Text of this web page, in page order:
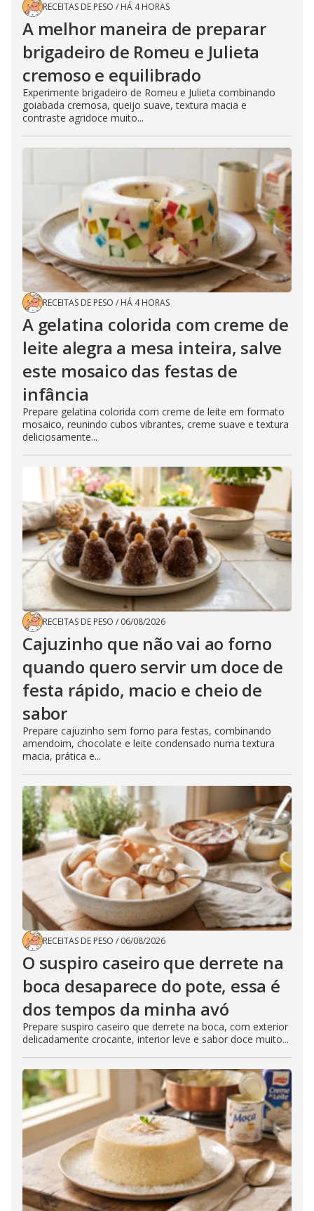
RECEITAS DE PESO / HÁ 4 HORAS
A melhor maneira de preparar
brigadeiro de Romeu e Julieta
cremoso e equilibrado
Experimente brigadeiro de Romeu e Julieta combinando
goiabada cremosa, queijo suave, textura macia e
contraste agridoce muito...
RECEITAS DE PESO / HÁ 4 HORAS
A gelatina colorida com creme de
leite alegra a mesa inteira, salve
este mosaico das festas de
infância
Prepare gelatina colorida com creme de leite em formato
mosaico, reunindo cubos vibrantes, creme suave e textura
deliciosamente...
RECEITAS DE PESO / 06/08/2026
Cajuzinho que não vai ao forno
quando quero servir um doce de
festa rápido, macio e cheio de
sabor
Prepare cajuzinho sem forno para festas, combinando
amendoim, chocolate e leite condensado numa textura
macia, prática e...
RECEITAS DE PESO / 06/08/2026
O suspiro caseiro que derrete na
boca desaparece do pote, essa é
dos tempos da minha avó
Prepare suspiro caseiro que derrete na boca, com exterior
delicadamente crocante, interior leve e sabor doce muito...